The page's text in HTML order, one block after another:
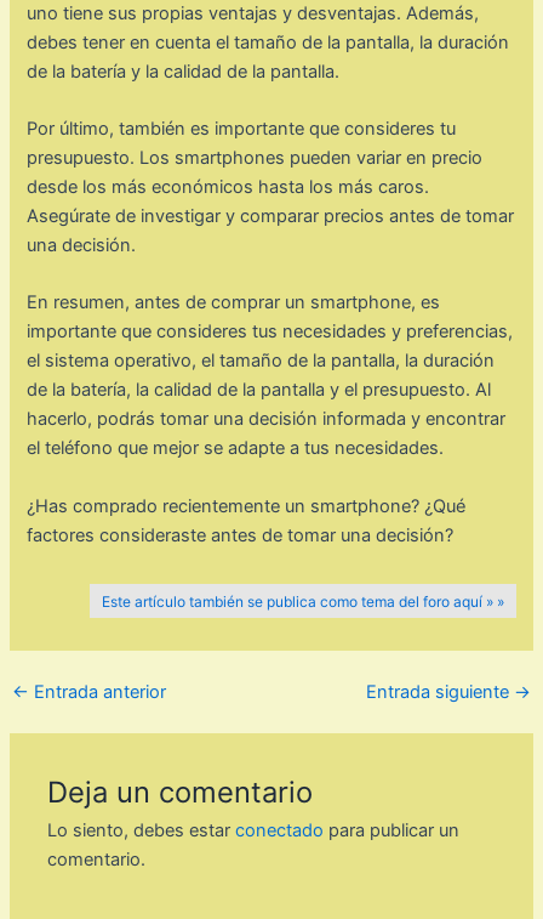
uno tiene sus propias ventajas y desventajas. Además,
debes tener en cuenta el tamaño de la pantalla, la duración
de la batería y la calidad de la pantalla.
Por último, también es importante que consideres tu
presupuesto. Los smartphones pueden variar en precio
desde los más económicos hasta los más caros.
Asegúrate de investigar y comparar precios antes de tomar
una decisión.
En resumen, antes de comprar un smartphone, es
importante que consideres tus necesidades y preferencias,
el sistema operativo, el tamaño de la pantalla, la duración
de la batería, la calidad de la pantalla y el presupuesto. Al
hacerlo, podrás tomar una decisión informada y encontrar
el teléfono que mejor se adapte a tus necesidades.
¿Has comprado recientemente un smartphone? ¿Qué
factores consideraste antes de tomar una decisión?
Este artículo también se publica como tema del foro aquí » »
← Entrada anterior Entrada siguiente →
Deja un comentario
Lo siento, debes estarconectado para publicar un
comentario.